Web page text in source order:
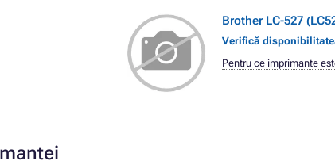
Brother LC-527
Verifică
Pentru ce imprimante